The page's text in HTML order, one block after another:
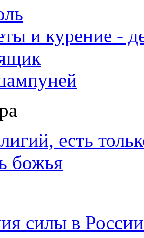
и курение -
есть
божья
силы в России